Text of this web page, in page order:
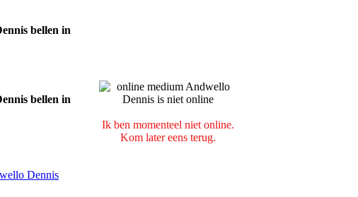
Ik ben momenteel niet online.
Kom later eens terug.